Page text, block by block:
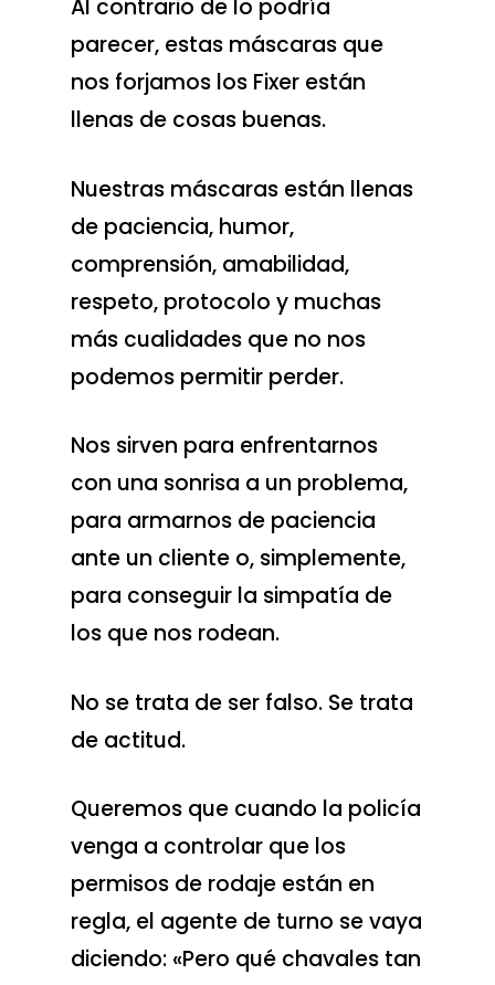
Al contrario de lo podría
parecer, estas máscaras que
nos forjamos los Fixer están
llenas de cosas buenas.
Nuestras máscaras están llenas
de paciencia, humor,
comprensión, amabilidad,
respeto, protocolo y muchas
más cualidades que no nos
podemos permitir perder.
Nos sirven para enfrentarnos
con una sonrisa a un problema,
para armarnos de paciencia
ante un cliente o, simplemente,
para conseguir la simpatía de
los que nos rodean.
No se trata de ser falso. Se trata
de actitud.
Queremos que cuando la policía
venga a controlar que los
permisos de rodaje están en
regla, el agente de turno se vaya
diciendo: «Pero qué chavales tan